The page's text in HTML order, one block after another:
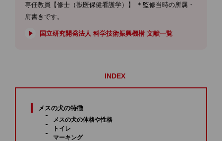
専任教員【修士（獣医保健看護学）】 ＊監修当時の所属・
肩書きです。
国立研究開発法人 科学技術振興機構 文献一覧
INDEX
メスの犬の特徴
メスの犬の体格や性格
トイレ
マーキング